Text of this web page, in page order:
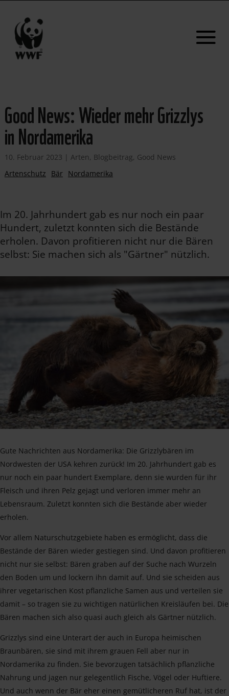
Good News: Wieder mehr Grizzlys
in Nordamerika
10. Februar 2023 | Arten, Blogbeitrag, Good News
Artenschutz
Bär Nordamerika
Im 20. Jahrhundert gab es nur noch ein paar
Hundert, zuletzt konnten sich die Bestände
erholen. Davon profitieren nicht nur die Bären
selbst: Sie machen sich als "Gärtner" nützlich.
Gute Nachrichten aus Nordamerika: Die Grizzlybären im
Nordwesten der USA kehren zurück! Im 20. Jahrhundert gab es
nur noch ein paar hundert Exemplare, denn sie wurden für ihr
Fleisch und ihren Pelz gejagt und verloren immer mehr an
Lebensraum. Zuletzt konnten sich die Bestände aber wieder
erholen.
Vor allem Naturschutzgebiete haben es ermöglicht, dass die
Bestände der Bären wieder gestiegen sind. Und davon profitieren
nicht nur sie selbst: Bären graben auf der Suche nach Wurzeln
den Boden um und lockern ihn damit auf. Und sie scheiden aus
ihrer vegetarischen Kost pflanzliche Samen aus und verteilen sie
damit – so tragen sie zu wichtigen natürlichen Kreisläufen bei. Die
Bären machen sich also quasi auch gleich als Gärtner nützlich.
Grizzlys sind eine Unterart der auch in Europa heimischen
Braunbären, sie sind mit ihrem grauen Fell aber nur in
Nordamerika zu finden. Sie bevorzugen tatsächlich pflanzliche
Nahrung und jagen nur gelegentlich Fische, Vögel oder Huftiere.
Und auch wenn der Bär eher einen gemütlicheren Ruf hat, ist der